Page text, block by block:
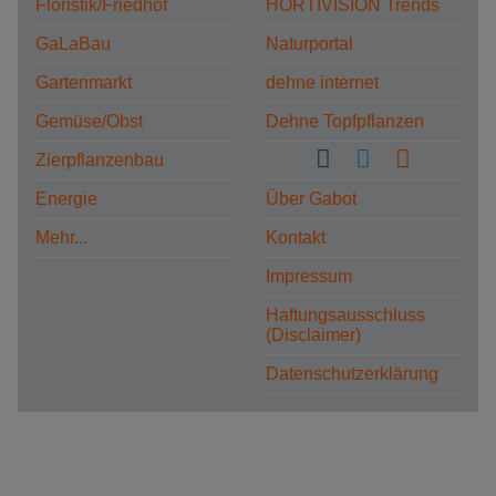
Floristik/Friedhof
GaLaBau
Gartenmarkt
Gemüse/Obst
Zierpflanzenbau
Energie
Mehr...
HORTIVISION Trends
Naturportal
dehne internet
Dehne Topfpflanzen
Über Gabot
Kontakt
Impressum
Haftungsausschluss
(Disclaimer)
Datenschutzerklärung